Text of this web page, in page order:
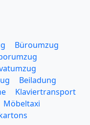
Büroumzug
Beiladung
Klaviertransport
Möbeltaxi